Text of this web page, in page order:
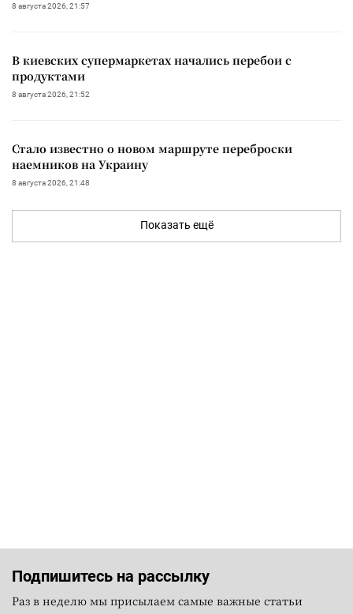
8 августа 2026, 21:57
В киевских супермаркетах начались перебои с
продуктами
8 августа 2026, 21:52
Стало известно о новом маршруте переброски
наемников на Украину
8 августа 2026, 21:48
Показать ещё
Подпишитесь на рассылку
Раз в неделю мы присылаем самые важные статьи